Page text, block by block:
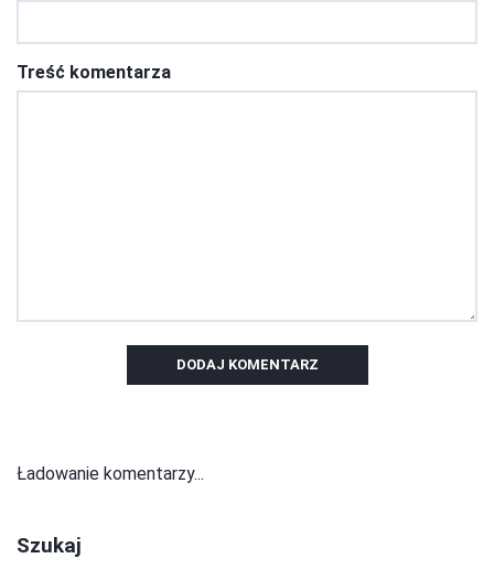
Treść komentarza
DODAJ KOMENTARZ
Ładowanie komentarzy...
Szukaj